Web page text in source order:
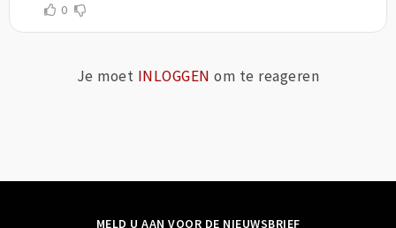
0
Je moet INLOGGEN om te reageren
MELD U AAN VOOR DE NIEUWSBRIEF